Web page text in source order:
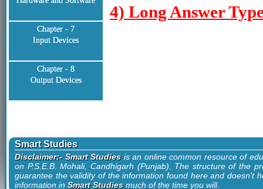
Chapter - 7
Input Devices
Chapter - 8
Output Devices
4) Long Answer
Smart Studies
Disclaimer:- Smart Studiesis an online common resource of
on P.S.E.B. Mohali, Candhigarh (Punjab). The structure of the
guarantee the validity of the information found here and doesn't
information in Smart Studiesmuch of the time you will.